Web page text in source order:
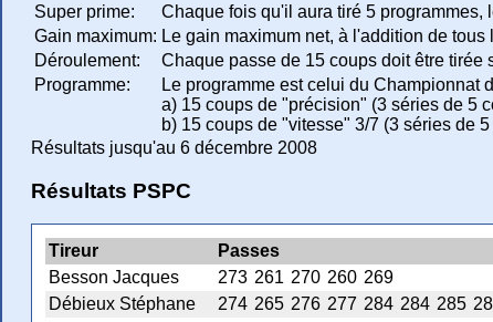
Super prime:
Chaque fois qu'il aura tiré 5 programmes,
Gain maximum: Le gain maximum net, à l'addition de
Déroulement:
Chaque passe de 15 coups doit être tirée
Programme:
Le programme est celui du Championnat
a) 15 coups de "précision" (3 séries de 5
b) 15 coups de "vitesse" 3/7 (3 séries de
Résultats jusqu'au 6 décembre 2008
Résultats PSPC
Tireur Passes
Besson Jacques
273 261 270 260 269
Débieux Stéphane
274 265 276 277 284 284 285